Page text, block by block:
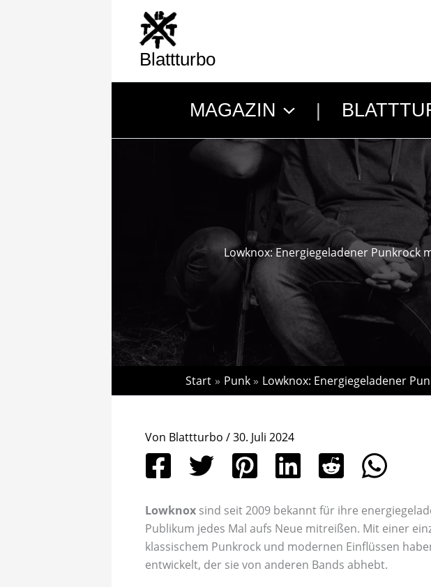
Blattturbo
MAGAZIN
Lowknox: Energiegeladener Punkrock
Start Punk Lowknox: Energiegeladener
Von Blattturbo /30. Juli 2024
Lowknox sind seit 2009 bekannt für ihre
Publikum jedes Mal aufs Neue mitreißen. Mit einer
klassischem Punkrock und modernen Einflüssen
entwickelt, der sie von anderen Bands abhebt.